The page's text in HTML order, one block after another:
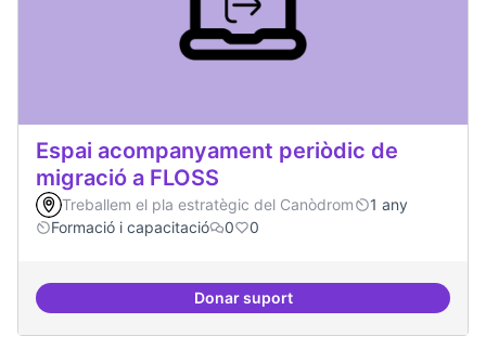
Espai acompanyament periòdic de
migració a FLOSS
Treballem el pla estratègic del Canòdrom
1 any
Formació i capacitació
0 0
Donar suportEspai acompanyament periòdic